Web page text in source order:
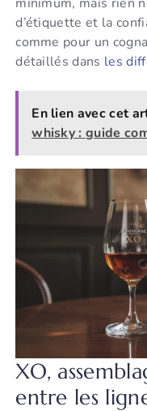
d’étiquette et la
comme pour un
détaillés dans les
En lien avec cet
whisky : guide
XO,
entre les